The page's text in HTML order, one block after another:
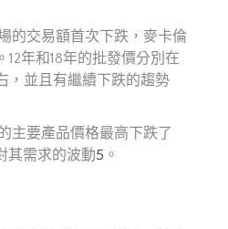
的交易額首次下跌，麥卡倫
12年和18年的批發價分別在
，並且有繼續下跌的趨勢
主要產品價格最高下跌了
其需求的波動5 。